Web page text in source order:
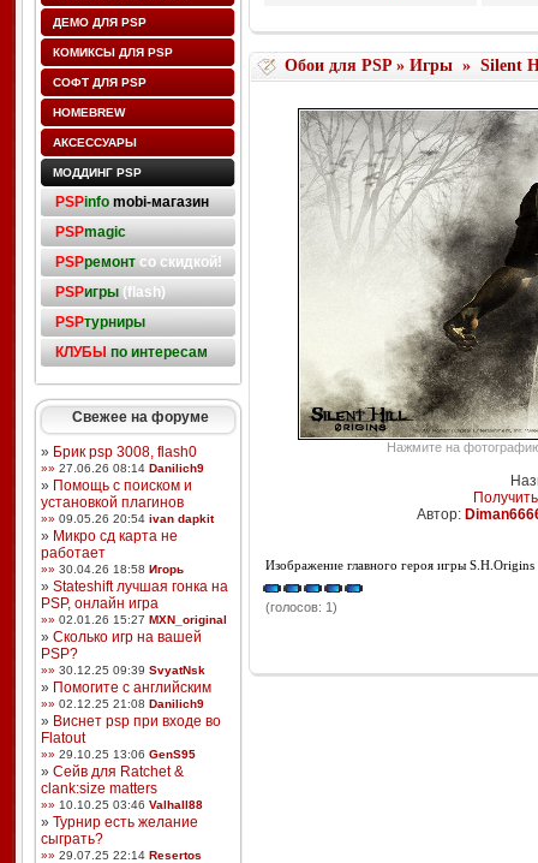
ДЕМО ДЛЯ PSP
КОМИКСЫ ДЛЯ PSP
СОФТ ДЛЯ PSP
HOMEBREW
АКСЕССУАРЫ
МОДДИНГ PSP
PSPinfo mobi-магазин
PSPmagic
PSPремонтсо скидкой!
PSPигры(flash)
PSPтурниры
КЛУБЫ по интересам
Свежее на форуме
» Брик psp 3008, flash0
»» 27.06.26 08:14 Danilich9
» Помощь с поиском и
установкой плагинов
»» 09.05.26 20:54 ivan dapkit
» Микро сд карта не
работает
»» 30.04.26 18:58 Игорь
» Stateshift лучшая гонка на
PSP, онлайн игра
»» 02.01.26 15:27 MXN_original
» Сколько игр на вашей
PSP?
»» 30.12.25 09:39 SvyatNsk
» Помогите с английским
»» 02.12.25 21:08 Danilich9
» Виснет psp при входе во
Flatout
»» 29.10.25 13:06 GenS95
» Сейв для Ratchet &
clank:size matters
»» 10.10.25 03:46 Valhall88
» Турнир есть желание
сыграть?
»» 29.07.25 22:14 Resertos
Обои для PSP» Игры» Silent
Нажмите на
Автор:
Изображение главного героя игры S.H.Origins
(голосов: 1)